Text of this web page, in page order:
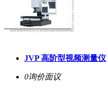
JVP 高阶型视频测量仪
0询价面议